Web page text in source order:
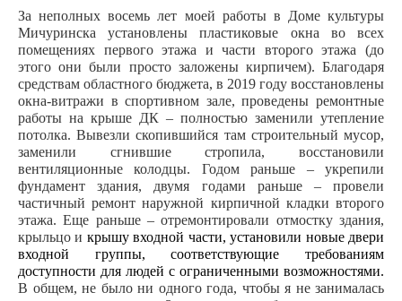
За неполных восемь лет моей работы в Доме культуры
Мичуринска установлены пластиковые окна во всех
помещениях первого этажа и части второго этажа (до
этого они были просто заложены кирпичем). Благодаря
средствам областного бюджета, в 2019 году восстановлены
окна-витражи в спортивном зале, проведены ремонтные
работы на крыше ДК – полностью заменили утепление
потолка. Вывезли скопившийся там строительный мусор,
заменили сгнившие стропила, восстановили
вентиляционные колодцы. Годом раньше – укрепили
фундамент здания, двумя годами раньше – провели
частичный ремонт наружной кирпичной кладки второго
этажа. Еще раньше – отремонтировали отмостку здания,
крыльцо и крышу входной части, установили новые двери
входной группы, соответствующие требованиям
доступности для людей с ограниченными возможностями.
В общем, не было ни одного года, чтобы я не занималась